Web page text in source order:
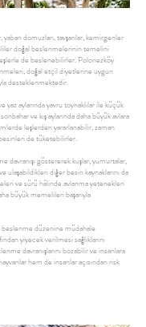
yaban domuzları, tavşanlar, kemirgenler
doğal beslenmelerinin temelini
de beslenebilirler. Polonezköy
doğal etçil diyetlerine uygun
desteklenmektedir.
yaz aylarında yavru toynaklılar ile küçük
ve kış aylarında daha büyük avlara
leşlerden yararlanabilir, zaman
de tüketebilirler.
davranışı göstererek kuşlar, yumurtalar,
ulaşabildikleri diğer besin kaynaklarını da
ve sürü hâlinde avlanma yetenekleri
büyük memelileri başarıyla
beslenme düzenine müdahale
yiyecek verilmesi sağlıklarını
davranışlarını bozabilir ve insanlara
hem de insanlar açısından risk